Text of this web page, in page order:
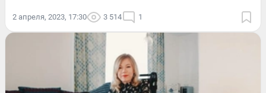
2 апреля, 2023, 17:30 3 514 1